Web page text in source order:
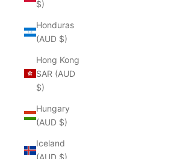
$)
Honduras
(AUD $)
Hong Kong
SAR (AUD
$)
Hungary
(AUD $)
Iceland